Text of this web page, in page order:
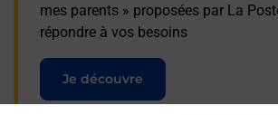
mes parents » proposées par La
répondre à vos besoins
Je découvre